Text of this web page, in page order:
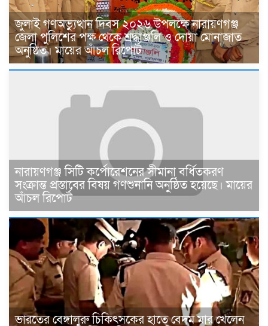
জুলাই গণঅভ্যুত্থান দিবস ২০২৬ উপলক্ষে নারায়ণগঞ্জ
জেলা পুলিশের পক্ষ থেকে শ্রদ্ধাঞ্জলি ও দোয়া মোনাজাত
অনুষ্ঠিত। মায়ের আঁচল রিপোর্ট
নারায়ণগঞ্জ সিটি কর্পোরেশনের সীমানা বর্ধিতকরণ
সংক্রান্ত প্রস্তাবের বিষয় গণশুনানি অনুষ্ঠিত হয়েছে। মায়ের
আঁচল রিপোর্ট
ভারতের বেঙ্গালুরু চিকিৎসকের হাতে বেদম মার খেলেন